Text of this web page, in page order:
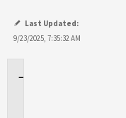
Last Updated:
9/23/2025, 7:35:32 AM